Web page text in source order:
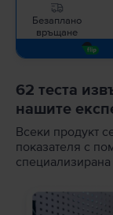
Безаплано
връщане
62 теста
нашите
Всеки продукт
показателя с